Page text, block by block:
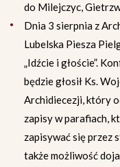
do Milejczyc,
Dnia 3 sierpnia z
Lubelska Piesza
„Idźcie i głoście”.
będzie głosił Ks.
Archidiecezji, który
zapisy w parafiach,
zapisywać się
także możliwość